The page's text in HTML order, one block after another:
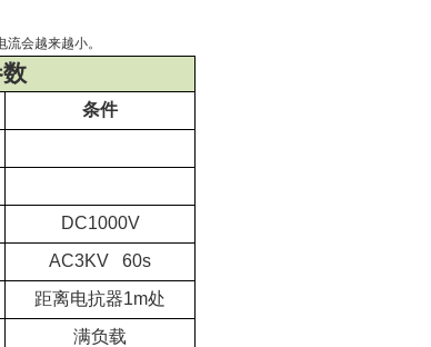
停机。
会越来越小。
条件
DC1000V
AC3KV 60s
距离电抗器1m处
满负载